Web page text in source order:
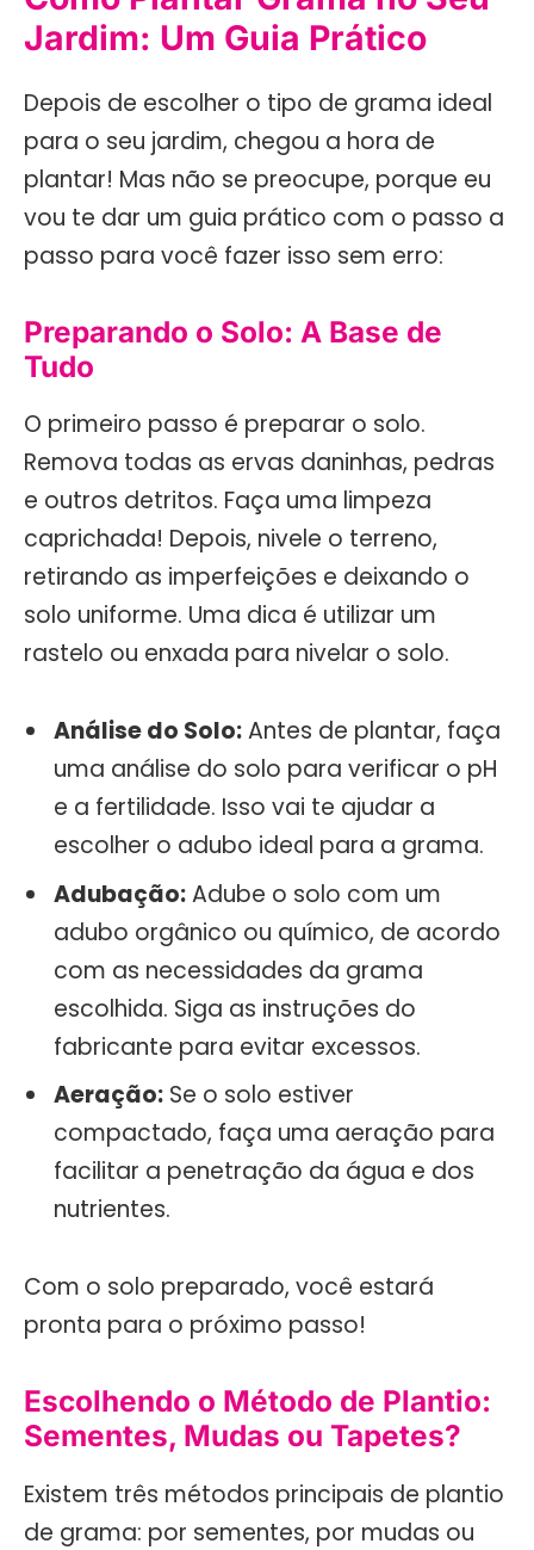
Jardim: Um Guia Prático
Depois de escolher o tipo de grama ideal
para o seu jardim, chegou a hora de
plantar! Mas não se preocupe, porque eu
vou te dar um guia prático com o passo a
passo para você fazer isso sem erro:
Preparando o Solo: A Base de
Tudo
O primeiro passo é preparar o solo.
Remova todas as ervas daninhas, pedras
e outros detritos. Faça uma limpeza
caprichada! Depois, nivele o terreno,
retirando as imperfeições e deixando o
solo uniforme. Uma dica é utilizar um
rastelo ou enxada para nivelar o solo.
Análise do Solo:Antes de plantar, faça
uma análise do solo para verificar o pH
e a fertilidade. Isso vai te ajudar a
escolher o adubo ideal para a grama.
Adubação:Adube o solo com um
adubo orgânico ou químico, de acordo
com as necessidades da grama
escolhida. Siga as instruções do
fabricante para evitar excessos.
Aeração: Se o solo estiver
compactado, faça uma aeração para
facilitar a penetração da água e dos
nutrientes.
Com o solo preparado, você estará
pronta para o próximo passo!
Escolhendo o Método de Plantio:
Sementes, Mudas ou Tapetes?
Existem três métodos principais de plantio
de grama: por sementes, por mudas ou